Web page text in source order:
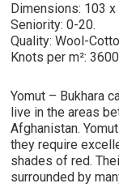
Dimensions: 103 x
Seniority: 0-20.
Quality: Wool-
Knots per m²:
Yomut – Bukhara
live in the areas
Afghanistan.
they require
shades of red.
surrounded by